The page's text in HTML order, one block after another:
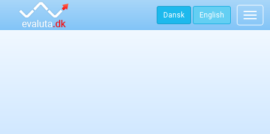
Dansk English